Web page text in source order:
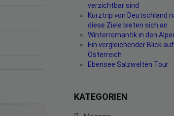
verzichtbar sind
Kurztrip von Deutschland
diese Ziele bieten sich an
Winterromantik in den
Ein vergleichender Blick
Österreich
Ebensee Salzwelten Tour
KATEGORIEN